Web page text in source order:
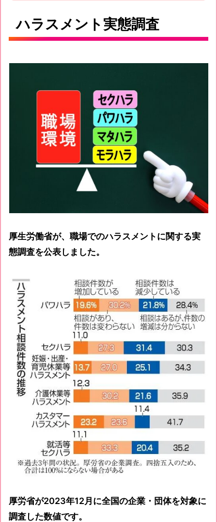
ハラスメント実態調査
厚生労働省が、職場でのハラスメントに関する実
態調査を公表しました。
厚労省が2023年12月に全国の企業・団体を対象に
調査した数値です。